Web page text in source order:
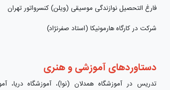
فارغ التحصیل نوازندگی موسیقی (ویلن) کنسرواتور تهران
شرکت در کارگاه هارمونیکا (استاد صفرنژاد)
دستاورد‌های آموزشی و هنری
تدریس در آموزشگاه همدلان (نوا)، آموزشگاه دریا‌،